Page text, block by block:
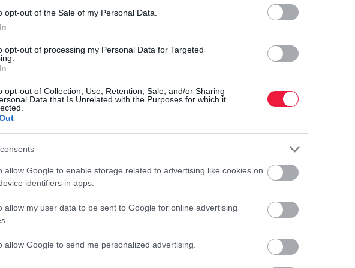
opt-out of the Sale of my Personal Data.
opt-out of processing my Personal Data for Targeted
opt-out of Collection, Use, Retention, Sale, and/or Sharing
Data that Is Unrelated with the Purposes for which it
allow Google to enable storage related to advertising like cookies on
identifiers in apps.
allow my user data to be sent to Google for online advertising
allow Google to send me personalized advertising.
magabiztossággal és szenvtelen higgadtsággal
tömegközlekedési eszközökön, elkérte az utasoktól a
kiadta magát rendőrnek is, leginkább járókelőket
figyelt arra, hogy a bemutatkozásnál jelvényszámot
két diákot köröznek. Az ott dolgozók megkérték, hogy
dolgozói azonnal bejelentést tettek a rendőrségen, nem
fogtak az egyik buszon.
minden esetben legyenek körültekintőek, ha valaki
személyek szolgálati igazolvánnyal rendelkeznek,
fenyeget, vagy pénzt, illetve személyes adatokat kér.
ne működjenek együtt, és haladéktalanul értesítsék a
Óriásira nőtt az
A BMW frissen
márka
tekintve. Az újdonság
rectangle